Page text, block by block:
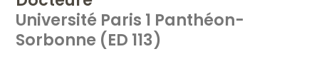
Université Paris 1 Panthéon-
Sorbonne (ED 113)